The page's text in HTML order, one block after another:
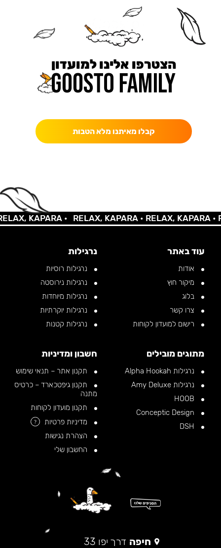
הצטרפו אלינו למועדון
קבלו מאיתנו מלא הטבות
KAPARA • RELAX, KAPARA •RELAX, KAPARA •
עוד באתר
אודות
מיקור חוץ
בלוג
צרו קשר
רישום למועדון לקוחות
נרגילות
נרגילות רוסיות
נרגילות נירוסטה
נרגילות מיוחדות
נרגילות יוקרתיות
נרגילות קטנות
מתוגים מובילים
נרגילות Alpha Hookah
נרגילות Amy Deluxe
חשבון ומדיניות
תקנון אתר – תנאי שימוש
תקנון גיפטכארד – כרטיס
מתנה
תקנון מועדון לקוחות
מדיניות פרטיות
?
הצהרת נגישות
החשבון שלי
חיפה דרך יפו 33